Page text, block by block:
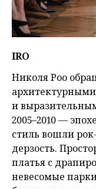
IRO
Николя Роо
и
2005–2010 —
стиль вошли
дерзость.
платья с
невесомые